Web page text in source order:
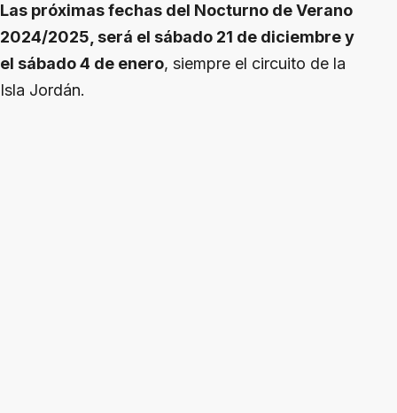
Las próximas fechas del Nocturno de Verano
2024/2025, será el sábado 21 de diciembre y
el sábado 4 de enero, siempre el circuito de la
Isla Jordán.